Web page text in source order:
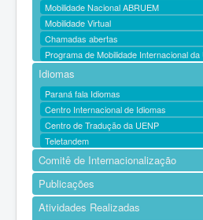
Mobilidade Nacional ABRUEM
Mobilidade Virtual
Chamadas abertas
Programa de Mobilidade Internacional da
Idiomas
Paraná fala Idiomas
Centro Internacional de Idiomas
Centro de Tradução da UENP
Teletandem
Comitê de Internacionalização
Publicações
Atividades Realizadas